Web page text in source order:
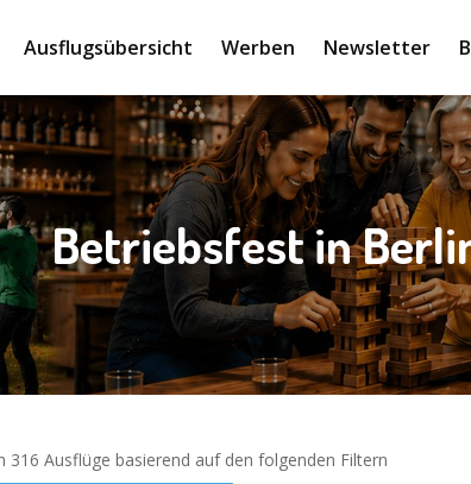
Ausflugsübersicht Werben Newsletter
Betriebsfest in
316 Ausflüge basierend auf den folgenden Filtern